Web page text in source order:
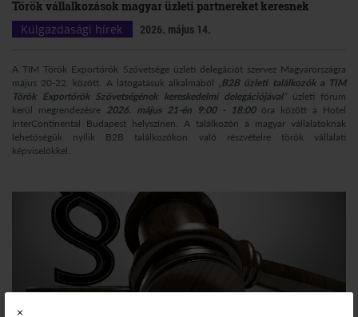
×
Török vállalkozások magyar üzleti partnereket keresnek
Külgazdasági hírek
2026. május 14.
A TIM Török Exportőrök Szövetsége üzleti delegációt szervez Magyarországra
május 20-22. között. A látogatásuk alkalmából „B2B üzleti találkozók a TIM
Török Exportőrök Szövetségének kereskedelmi delegációjával”üzleti fórum
kerül megrendezésre 2026. május 21-én 9:00 - 18:00óra között a Hotel
InterContinental Budapest helyszínen. A találkozón a magyar vállalatoknak
lehetőségük nyílik B2B találkozókon való részvételre török vállalati
képviselőkkel.